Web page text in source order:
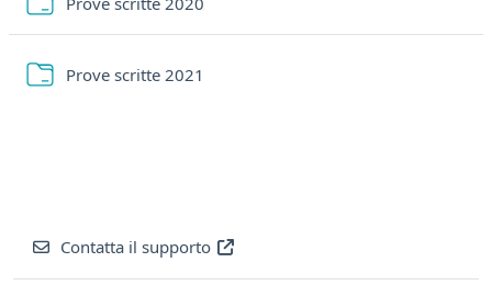
Prove scritte 2021
Contatta il supporto